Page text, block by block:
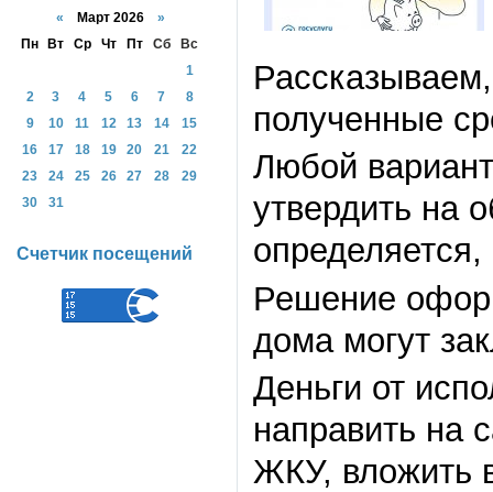
полученные
Любой
утвердить на
Решение
дома могут
Деньги от
направить на
ЖКУ, вложить
« Март 2026 »
Пн
Вт Ср Чт Пт Сб
Вс
1
2
3 4 5 6 7
8
9
10 11 12 13 14
15
16
17 18 19 20 21
22
23
24 25 26 27 28
29
30
31
Счетчик посещений